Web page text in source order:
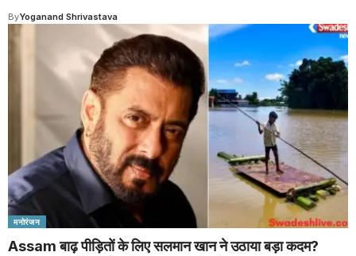
ByYoganand Shrivastava
मनोरंजन
Assam बाढ़ पीड़ितों के लिए सलमान खान ने उठाया बड़ा कदम?